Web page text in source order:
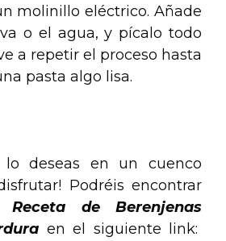
molinillo eléctrico. Añade
o el agua, y pícalo todo
a repetir el proceso hasta
pasta algo lisa.
lo deseas en un cuenco
Podréis encontrar
Receta de Berenjenas
en el siguiente link: